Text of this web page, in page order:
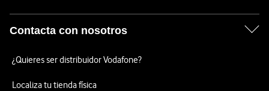
Contacta con nosotros
¿Quieres ser distribuidor Vodafone?
Localiza tu tienda física